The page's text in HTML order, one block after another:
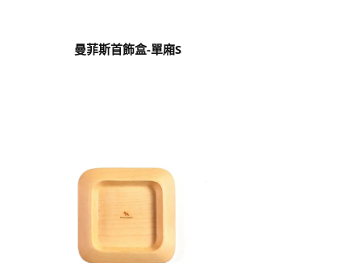
曼菲斯首飾盒-單廂S